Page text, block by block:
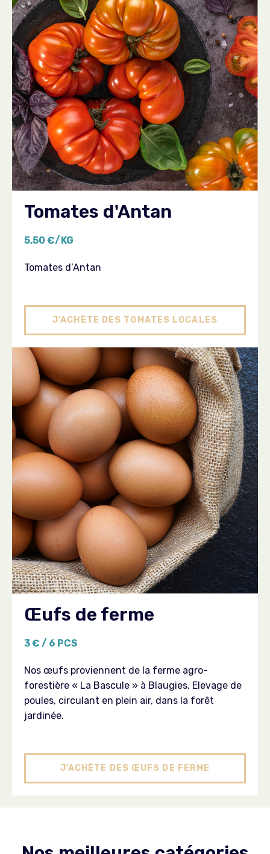
Tomates d'Antan
5,50 €/KG
Tomates d’Antan
J'ACHÈTE DES TOMATES LOCALES
Œufs de ferme
3 € / 6 PCS
Nos œufs proviennent de la ferme agro-
forestière « La Bascule » à Blaugies. Elevage de
poules, circulant en plein air, dans la forêt
jardinée.
J'ACHÈTE DES ŒUFS DE FERME